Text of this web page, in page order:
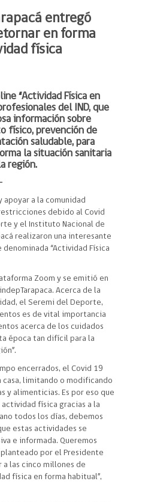
entregó
en forma
física
“Actividad Física en
del IND, que
información sobre
físico, prevención de
saludable, para
la situación sanitaria
región.
apoyar a la comunidad
debido al Covid
y el Instituto Nacional de
realizaron una interesante
“Actividad Física
Zoom y se emitió en
Acerca de la
el Seremi del Deporte,
es de vital importancia
acerca de los cuidados
época tan difícil para la
encerrados, el Covid 19
casa, limitando o modificando
y alimenticias. Es por eso que
física gracias a la
todos los días, debemos
estas actividades se
e informada. Queremos
por el Presidente
a las cinco millones de
física en forma habitual”,